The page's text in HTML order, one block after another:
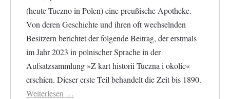
(heute Tuczno in Polen) eine preußische Apotheke.
Von deren Geschichte und ihren oft wechselnden
Besitzern berichtet der folgende Beitrag, der erstmals
im Jahr 2023 in polnischer Sprache in der
Aufsatzsammlung »Z kart historii Tuczna i okolic«
erschien. Dieser erste Teil behandelt die Zeit bis 1890.
Weiterlesen …